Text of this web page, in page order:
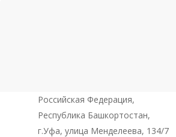
Российская Федерация,
Республика Башкортостан,
г.Уфа, улица Менделеева, 134/7